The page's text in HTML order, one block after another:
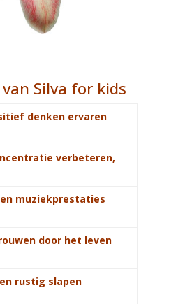
Silva for kids
denken ervaren
verbeteren,
muziekprestaties
door het leven
rustig slapen